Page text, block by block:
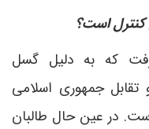
کنترل است؟
که به دلیل گسل
جمهوری اسلامی
در عین حال طالبان